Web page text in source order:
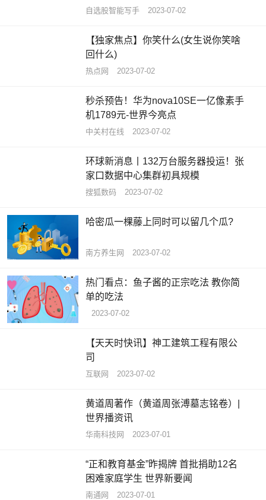
自选股智能写手 2023-07-02
【独家焦点】你笑什么(女生说你笑啥
回什么)
热点网 2023-07-02
秒杀预告！华为nova10SE一亿像素手
机1789元-世界今亮点
中关村在线 2023-07-02
环球新消息丨132万台服务器投运！张
家口数据中心集群初具规模
搜狐数码 2023-07-02
哈密瓜一棵藤上同时可以留几个瓜?
南方养生网 2023-07-02
热门看点：鱼子酱的正宗吃法 教你简
单的吃法
2023-07-02
【天天时快讯】神工建筑工程有限公
司
互联网 2023-07-02
黄道周著作（黄道周张溥墓志铭卷）|
世界播资讯
华南科技网 2023-07-01
“正和教育基金”昨揭牌 首批捐助12名
困难家庭学生 世界新要闻
南通网 2023-07-01